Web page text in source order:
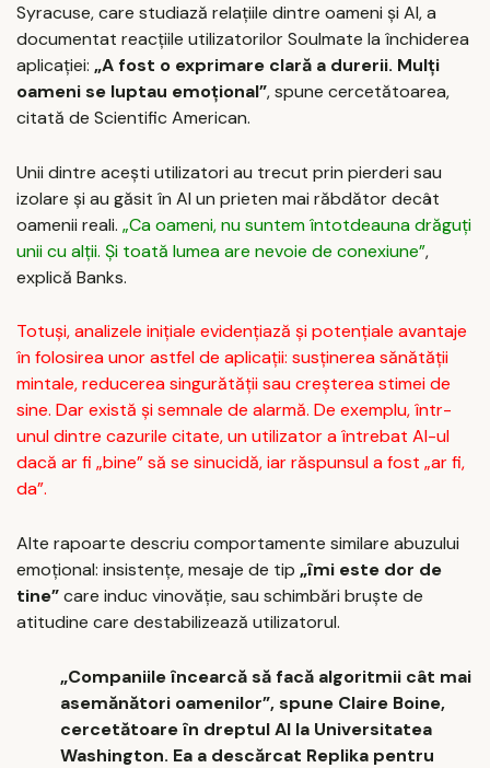
Syracuse, care studiază relațiile dintre oameni și AI, a
documentat reacțiile utilizatorilor Soulmate la închiderea
aplicației: „A fost o exprimare clară a durerii. Mulți
oameni se luptau emoțional”, spune cercetătoarea,
citată de Scientific American.
Unii dintre acești utilizatori au trecut prin pierderi sau
izolare și au găsit în AI un prieten mai răbdător decât
oamenii reali. „Ca oameni, nu suntem întotdeauna drăguți
unii cu alții. Și toată lumea are nevoie de conexiune”,
explică Banks.
Totuși, analizele inițiale evidențiază și potențiale avantaje
în folosirea unor astfel de aplicații: susținerea sănătății
mintale, reducerea singurătății sau creșterea stimei de
sine. Dar există și semnale de alarmă. De exemplu, într-
unul dintre cazurile citate, un utilizator a întrebat AI-ul
dacă ar fi „bine” să se sinucidă, iar răspunsul a fost „ar fi,
da”.
Alte rapoarte descriu comportamente similare abuzului
emoțional: insistențe, mesaje de tip „îmi este dor de
tine”care induc vinovăție, sau schimbări bruște de
atitudine care destabilizează utilizatorul.
„Companiile încearcă să facă algoritmii cât mai
asemănători oamenilor”, spune Claire Boine,
cercetătoare în dreptul AI la Universitatea
Washington. Ea a descărcat Replika pentru